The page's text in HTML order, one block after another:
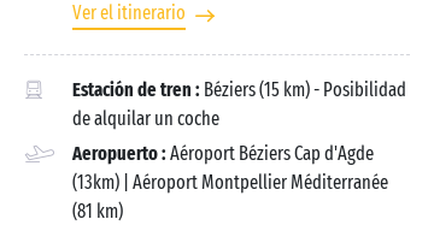
Ver el itinerario
Estación de tren : Béziers (15 km) - Posibilidad
de alquilar un coche
Aeropuerto : Aéroport Béziers Cap d'Agde
(13km) | Aéroport Montpellier Méditerranée
(81 km)